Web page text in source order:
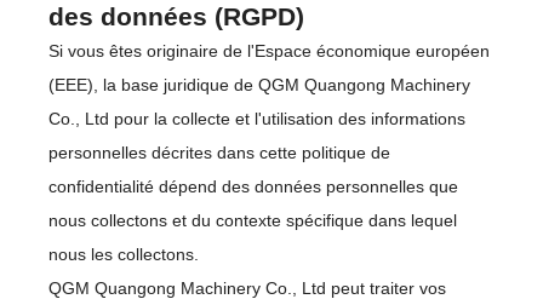
des données (RGPD)
Si vous êtes originaire de l'Espace économique européen
(EEE), la base juridique de QGM Quangong Machinery
Co., Ltd pour la collecte et l'utilisation des informations
personnelles décrites dans cette politique de
confidentialité dépend des données personnelles que
nous collectons et du contexte spécifique dans lequel
nous les collectons.
QGM Quangong Machinery Co., Ltd peut traiter vos